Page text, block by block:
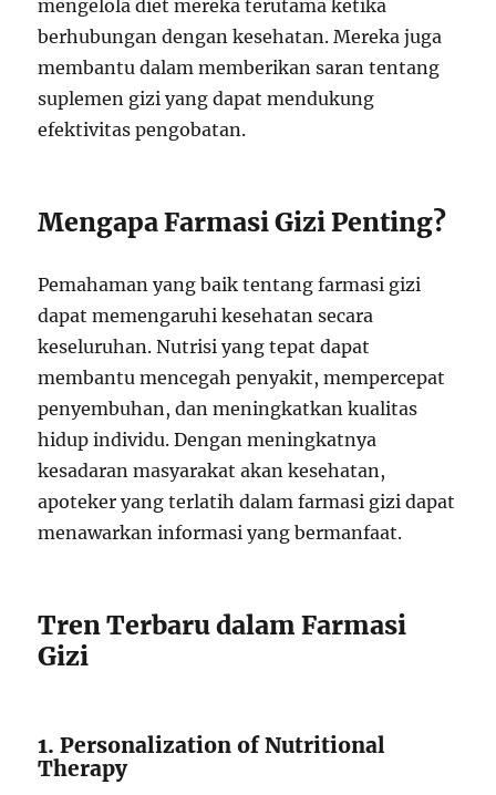
mengelola diet mereka terutama ketika
berhubungan dengan kesehatan. Mereka juga
membantu dalam memberikan saran tentang
suplemen gizi yang dapat mendukung
efektivitas pengobatan.
Mengapa Farmasi Gizi Penting?
Pemahaman yang baik tentang farmasi gizi
dapat memengaruhi kesehatan secara
keseluruhan. Nutrisi yang tepat dapat
membantu mencegah penyakit, mempercepat
penyembuhan, dan meningkatkan kualitas
hidup individu. Dengan meningkatnya
kesadaran masyarakat akan kesehatan,
apoteker yang terlatih dalam farmasi gizi dapat
menawarkan informasi yang bermanfaat.
Tren Terbaru dalam Farmasi
Gizi
1. Personalization of Nutritional
Therapy